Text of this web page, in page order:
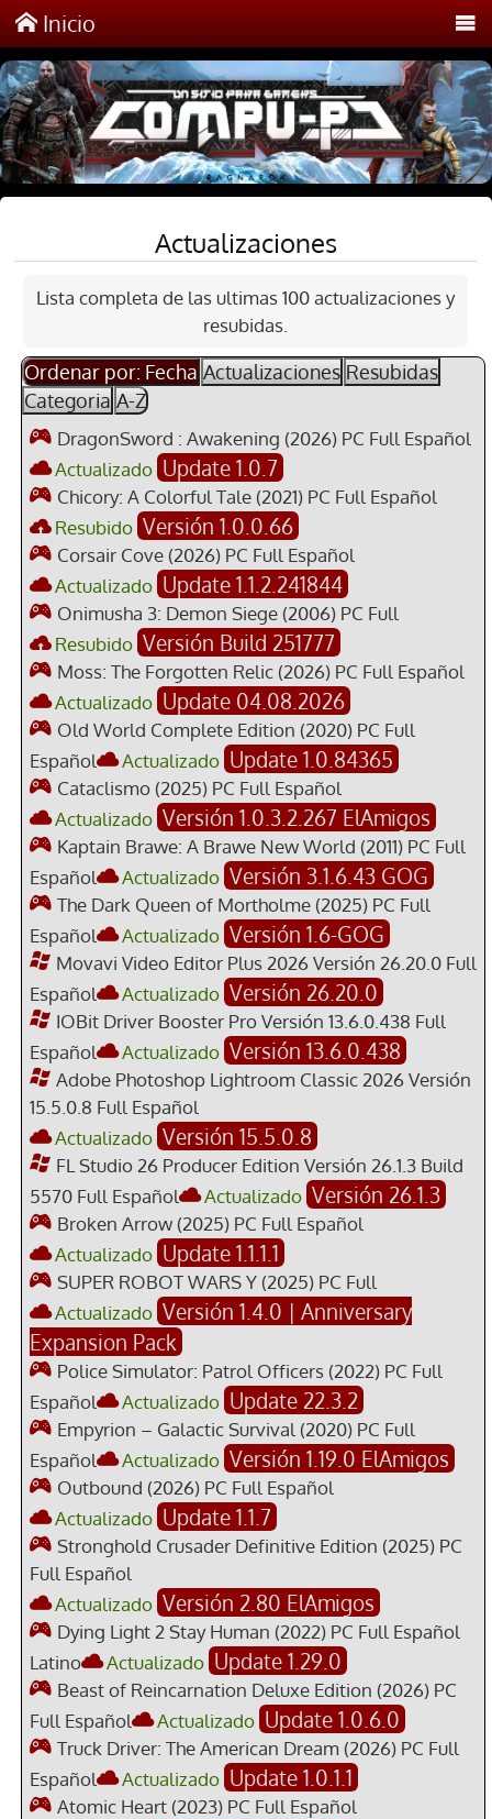
Inicio
Actualizaciones
Lista completa de las ultimas 100 actualizaciones y
resubidas.
Ordenar por: Fecha Actualizaciones Resubidas
Categoria A-Z
DragonSword : Awakening (2026) PC Full Español
Actualizado Update 1.0.7
Chicory: A Colorful Tale (2021) PC Full Español
Resubido Versión 1.0.0.66
Corsair Cove (2026) PC Full Español
Actualizado Update 1.1.2.241844
Onimusha 3: Demon Siege (2006) PC Full
Resubido Versión Build 251777
Moss: The Forgotten Relic (2026) PC Full Español
Actualizado Update 04.08.2026
Old World Complete Edition (2020) PC Full
Español
Actualizado Update 1.0.84365
Cataclismo (2025) PC Full Español
Actualizado Versión 1.0.3.2.267 ElAmigos
Kaptain Brawe: A Brawe New World (2011) PC Full
Español
Actualizado Versión 3.1.6.43 GOG
The Dark Queen of Mortholme (2025) PC Full
Español
Actualizado Versión 1.6-GOG
Movavi Video Editor Plus 2026 Versión 26.20.0 Full
Español
Actualizado Versión 26.20.0
IOBit Driver Booster Pro Versión 13.6.0.438 Full
Español
Actualizado Versión 13.6.0.438
Adobe Photoshop Lightroom Classic 2026 Versión
15.5.0.8 Full Español
Actualizado Versión 15.5.0.8
FL Studio 26 Producer Edition Versión 26.1.3 Build
5570 Full Español
Actualizado Versión 26.1.3
Broken Arrow (2025) PC Full Español
Actualizado Update 1.1.1.1
SUPER ROBOT WARS Y (2025) PC Full
Actualizado Versión 1.4.0 | Anniversary
Expansion Pack
Police Simulator: Patrol Officers (2022) PC Full
Español
Actualizado Update 22.3.2
Empyrion – Galactic Survival (2020) PC Full
Español
Actualizado Versión 1.19.0 ElAmigos
Outbound (2026) PC Full Español
Actualizado Update 1.1.7
Stronghold Crusader Definitive Edition (2025) PC
Full Español
Actualizado Versión 2.80 ElAmigos
Dying Light 2 Stay Human (2022) PC Full Español
Latino
Actualizado Update 1.29.0
Beast of Reincarnation Deluxe Edition (2026) PC
Full Español
Actualizado Update 1.0.6.0
Truck Driver: The American Dream (2026) PC Full
Español
Actualizado Update 1.0.1.1
Atomic Heart (2023) PC Full Español